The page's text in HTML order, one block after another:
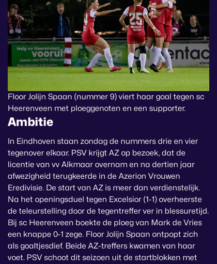
Floor Jolijn Spaan (nummer 9) viert haar goal tegen sc
Heerenveen met ploeggenoten en een supporter.
Ambitie
In Eindhoven staan zondag de nummers drie en vier
tegenover elkaar. PSV krijgt AZ op bezoek, dat de
licentie van vv Alkmaar overnam en na dertien jaar
afwezigheid terugkeerde in de Azerion Vrouwen
Eredivisie. De start van AZ is meer dan verdienstelijk.
Na het openingsduel tegen Excelsior (1-1) overheerste
de teleurstelling door de tegentreffer ver in blessuretijd.
Bij sc Heerenveen boekte de ploeg van Mark de Vries
een knappe 0-1 zege. Floor Jolijn Spaan ontpopt zich
als goaltjesdief. Beide AZ-treffers kwamen van haar
voet. PSV schoot dit seizoen uit de startblokken met